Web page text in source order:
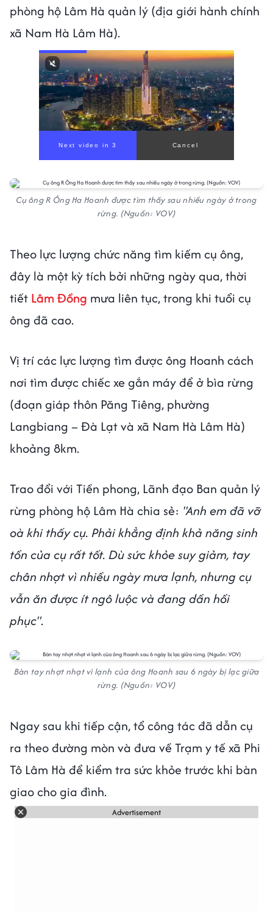
phòng hộ Lâm Hà quản lý (địa giới hành chính
xã Nam Hà Lâm Hà).
Next video in 2 Cancel
Cụ ông R Ông Ha Hoanh được tìm thấy sau nhiều ngày ở trong
rừng. (Nguồn: VOV)
Theo lực lượng chức năng tìm kiếm cụ ông,
đây là một kỳ tích bởi những ngày qua, thời
tiết Lâm Đồng mưa liên tục, trong khi tuổi cụ
ông đã cao.
Vị trí các lực lượng tìm được ông Hoanh cách
nơi tìm được chiếc xe gắn máy để ở bìa rừng
(đoạn giáp thôn Păng Tiêng, phường
Langbiang – Đà Lạt và xã Nam Hà Lâm Hà)
khoảng 8km.
Trao đổi với Tiền phong, Lãnh đạo Ban quản lý
rừng phòng hộ Lâm Hà chia sẻ: "Anh em đã vỡ
oà khi thấy cụ. Phải khẳng định khả năng sinh
tồn của cụ rất tốt. Dù sức khỏe suy giảm, tay
chân nhợt vì nhiều ngày mưa lạnh, nhưng cụ
vẫn ăn được ít ngô luộc và đang dần hồi
phục".
Bàn tay nhợt nhạt vì lạnh của ông Hoanh sau 6 ngày bị lạc giữa
rừng. (Nguồn: VOV)
Ngay sau khi tiếp cận, tổ công tác đã dẫn cụ
ra theo đường mòn và đưa về Trạm y tế xã Phi
Tô Lâm Hà để kiểm tra sức khỏe trước khi bàn
giao cho gia đình.
Advertisement